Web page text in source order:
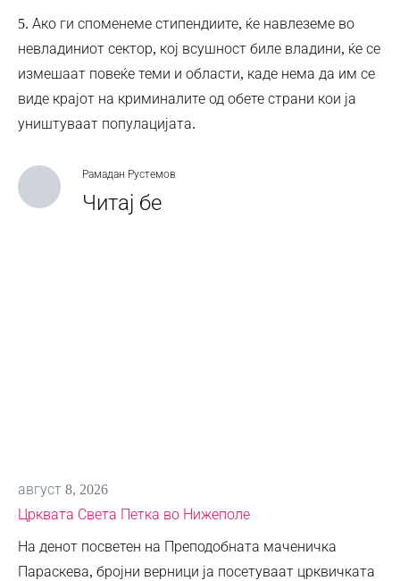
5. Ако ги споменеме стипендиите, ќе навлеземе во
невладиниот сектор, кој всушност биле владини, ќе се
измешаат повеќе теми и области, каде нема да им се
виде крајот на криминалите од обете страни кои ја
уништуваат популацијата.
Рамадан Рустемов
Читај бе
август 8, 2026
Црквата Света Петка во Нижеполе
На денот посветен на Преподобната маченичка
Параскева, бројни верници ја посетуваат црквичката